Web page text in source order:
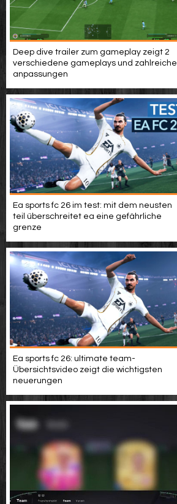
Deep dive trailer zum gameplay zeigt 2
verschiedene gameplays und zahlreiche
anpassungen
Ea sports fc 26 im test: mit dem neusten
teil überschreitet ea eine gefährliche
grenze
Ea sports fc 26: ultimate team-
Übersichtsvideo zeigt die wichtigsten
neuerungen